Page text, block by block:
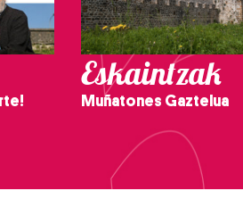
Eskaintzak
Muñatones Gaztelua